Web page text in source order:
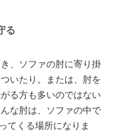
る
、ソファの肘に寄り掛
いたり。または、肘を
る方も多いのではない
な肘は、ソファの中で
てくる場所になりま